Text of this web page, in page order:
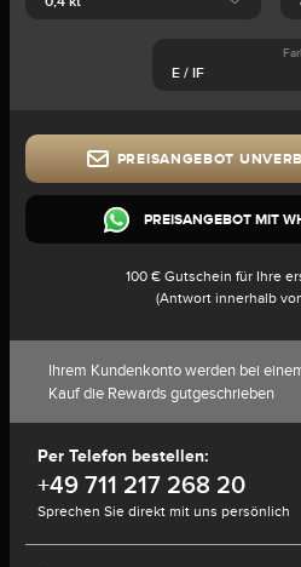
PREISANGEBOT
PREISANGEBOT MIT
100 € Gutschein für Ihre
(Antwort innerhalb
Ihrem Kundenkonto werden bei
Kauf die Rewards gutgeschrieben
Per Telefon bestellen:
+49 711 217 268 20
Sprechen Sie direkt mit uns persönlich